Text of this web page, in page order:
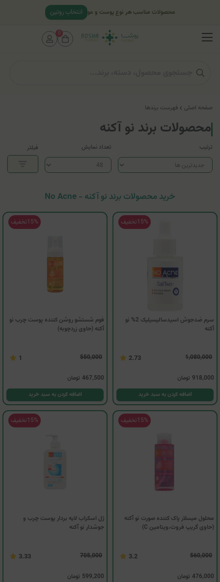
صفحه اصلی فهرست برندها
محصولات برند نو آکنه
ترتیب تعداد نمایش فیلتر
خرید محصولات برند نو آکنه - No Acne
15%تخفیف
سرم ضدجوش اسیدسالیسیلیک 2% نو
آکنه
1,080,000
2.73
918,000 تومان
اضافه کردن به سبد خرید
15%تخفیف
فوم شستشو روشن کننده پوست چرب نو
آکنه (حاوی زردچوبه)
550,000
1
467,500 تومان
اضافه کردن به سبد خرید
15%تخفیف
محلول میسلار پاک کننده صورت نو آکنه
(حاوی گریپ فروت،ویتامین C)
560,000
3.2
476,000 تومان
15%تخفیف
ژل اسکراب لایه بردار پوست چرب و
جوشدار نو آکنه
705,000
3.33
599,200 تومان
محصولات مناسب هر نوع پوست و مو انتخاب روتین
0